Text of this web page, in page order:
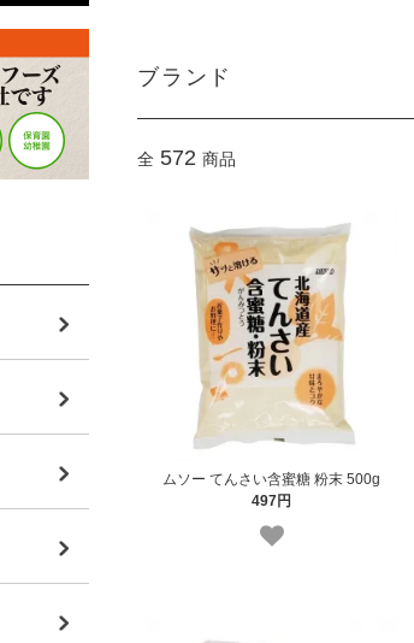
ブランド
全 572 商品
ムソー てんさい含蜜糖 粉末 500g
497円